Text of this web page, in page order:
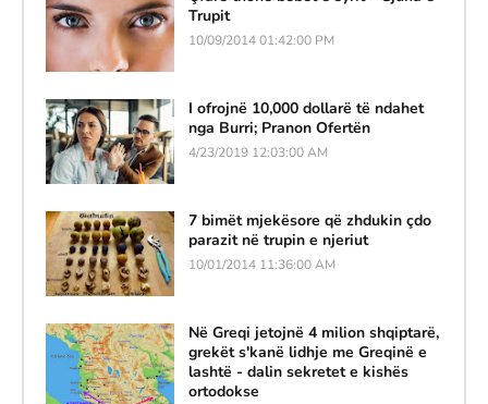
Trupit
10/09/2014 01:42:00 PM
I ofrojnë 10,000 dollarë të ndahet
nga Burri; Pranon Ofertën
4/23/2019 12:03:00 AM
7 bimët mjekësore që zhdukin çdo
parazit në trupin e njeriut
10/01/2014 11:36:00 AM
Në Greqi jetojnë 4 milion shqiptarë,
grekët s'kanë lidhje me Greqinë e
lashtë - dalin sekretet e kishës
ortodokse